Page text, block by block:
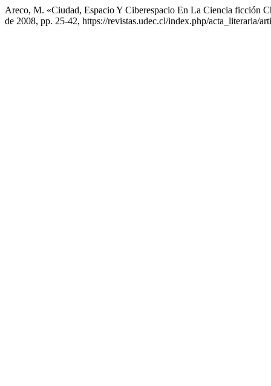
Areco, M. «Ciudad, Espacio Y Ciberespacio En La Ciencia ficción
de 2008, pp. 25-42, https://revistas.udec.cl/index.php/acta_literaria/